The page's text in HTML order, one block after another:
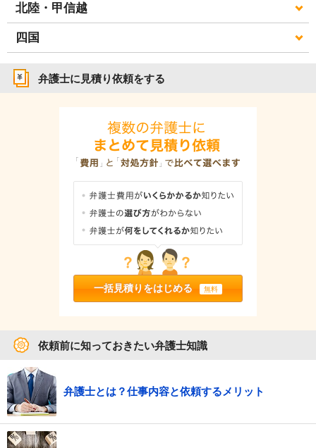
北陸・甲信越
四国
弁護士に見積り依頼をする
一括見積りをはじめる 無料
依頼前に知っておきたい弁護士知識
弁護士とは？仕事内容と依頼するメリット